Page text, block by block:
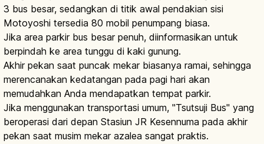
3 bus besar, sedangkan di titik awal pendakian sisi
Motoyoshi tersedia 80 mobil penumpang biasa.
Jika area parkir bus besar penuh, diinformasikan untuk
berpindah ke area tunggu di kaki gunung.
Akhir pekan saat puncak mekar biasanya ramai, sehingga
merencanakan kedatangan pada pagi hari akan
memudahkan Anda mendapatkan tempat parkir.
Jika menggunakan transportasi umum, "Tsutsuji Bus" yang
beroperasi dari depan Stasiun JR Kesennuma pada akhir
pekan saat musim mekar azalea sangat praktis.